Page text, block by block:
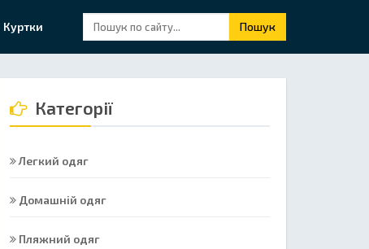
Куртки Пошук
Категорії
Легкий одяг
Домашній одяг
Пляжний одяг